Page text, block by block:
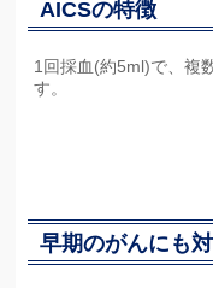
AICSの特徴
1回採血(約5ml)で、複
す。
早期のがんにも